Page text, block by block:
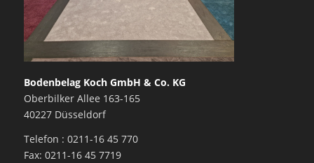
Bodenbelag Koch GmbH & Co. KG
Oberbilker Allee 163-165
40227 Düsseldorf
Telefon : 0211-16 45 770
Fax: 0211-16 45 7719